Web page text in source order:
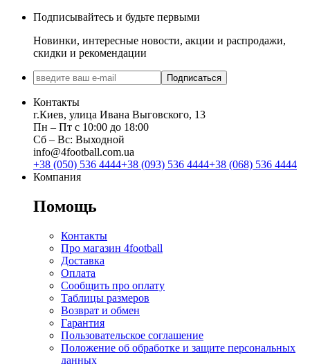
Подписывайтесь и будьте первыми
Новинки, интересные новости, акции и распродажи,
скидки и рекомендации
Подписаться
Контакты
г.Киев, улица Ивана Выговского, 13
Пн ‒ Пт с 10:00 до 18:00
Сб ‒ Вс: Выходной
info@4football.com.ua
+38 (050) 536 4444+38 (093) 536 4444+38 (068) 536 4444
Компания
Помощь
Контакты
Про магазин 4football
Доставка
Оплата
Сообщить про оплату
Таблицы размеров
Возврат и обмен
Гарантия
Пользовательское соглашение
Положение об обработке и защите персональных
данных